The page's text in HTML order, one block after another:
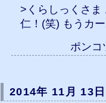
>くらしっくさま
仁！(笑) もうカ
ポン
2014年 11月 13